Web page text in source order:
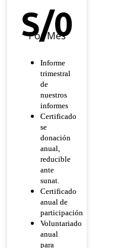
Esperanza
S/0
Por Mes
Informe
trimestral
de
nuestros
informes
Certificado
se
donación
anual,
reducible
ante
sunat.
Certificado
anual de
participación
Voluntariado
anual
para